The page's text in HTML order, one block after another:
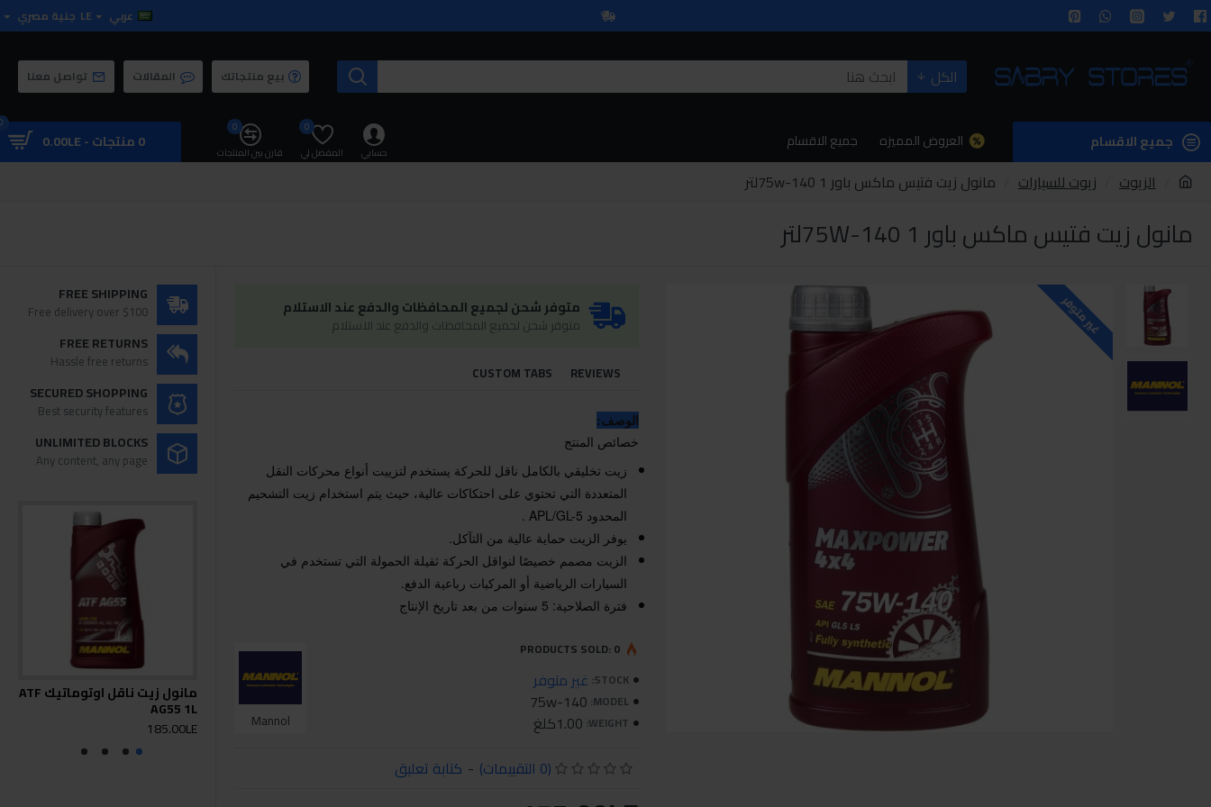
عربي LE جنية مصري
الكل بيع منتجاتك المقالات تواصل معنا
جميع الاقسام العروض المميزه جميع الاقسام
حسابي المفضل لي
0
قارن بين المنتجات
0
0 منتجات - 0.00LE
الزيوت زيوت للسيارات مانول زيت فتيس ماكس باور 75w-140 1لتر
مانول زيت فتيس ماكس باور 75W-140 1لتر
غير متوفر متوفر شحن لجميع المحافظات والدفع عند الاستلام
متوفر شحن لجميع المحافظات والدفع عند الاستلام
REVIEWS
CUSTOM TABS
الوصف:
خصائص المنتج
زيت تخليقي بالكامل ناقل للحركة يستخدم لتزييت أنواع محركات النقل
المتعددة التي تحتوي على احتكاكات عالية، حيث يتم استخدام زيت التشحيم
المحدود APL/GL-5 .
يوفر الزيت حماية عالية من التآكل.
الزيت مصمم خصيصًا لنواقل الحركة ثقيلة الحمولة التي تستخدم في
السيارات الرياضية أو المركبات رباعية الدفع.
فترة الصلاحية: 5 سنوات من بعد تاريخ الإنتاج
STOCK: غير متوفر
MODEL:
75w-140
WEIGHT: 1.00كلغ Mannol
PRODUCTS SOLD: 0
(0 التقييمات) - كتابة تعليق
FREE SHIPPING
Free delivery over $100
FREE RETURNS
Hassle free returns
SECURED SHOPPING
Best security features
UNLIMITED BLOCKS
Any content, any page
مانول زيت ناقل اوتوماتيك ATF
AG55 1L
185.00LE